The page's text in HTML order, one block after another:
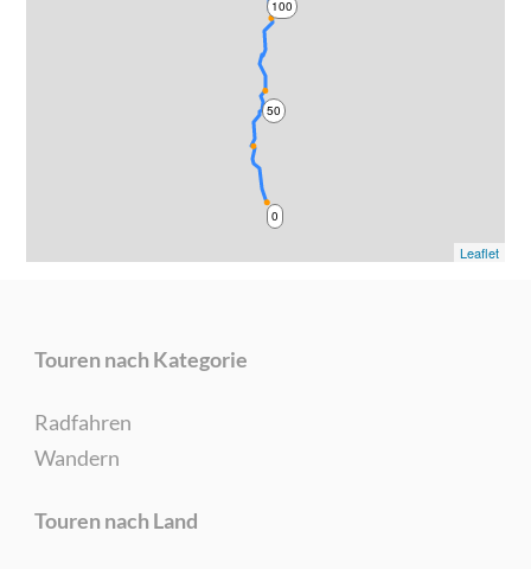
0
50
100
Leaflet
Touren nach Kategorie
Radfahren
Wandern
Touren nach Land